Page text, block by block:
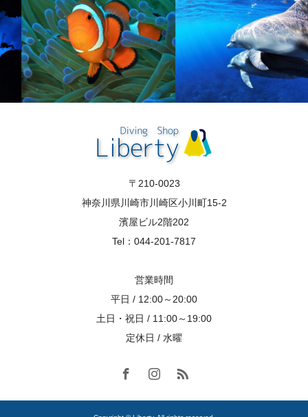
〒210-0023
神奈川県川崎市川崎区小川町15-2
濱屋ビル2階202
Tel：044-201-7817
営業時間
平日 / 12:00～20:00
土日・祝日 / 11:00～19:00
定休日 / 水曜